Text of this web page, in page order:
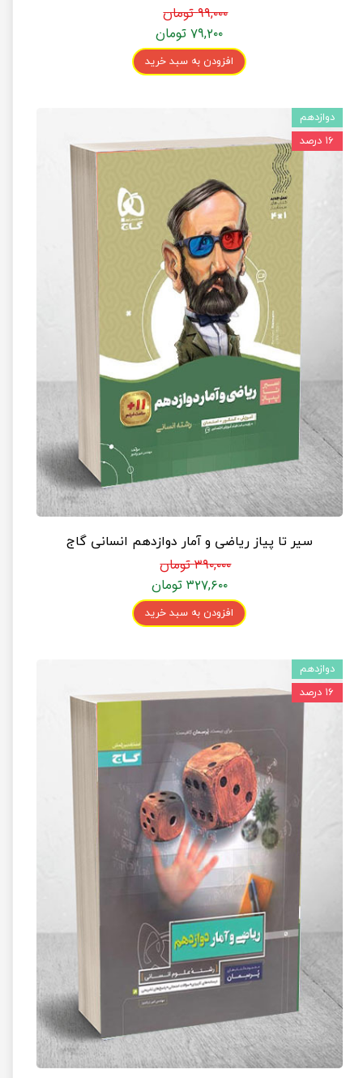
۹۹,۰۰۰ تومان
۷۹,۲۰۰ تومان
افزودن به سبد خرید
سیر تا پیاز ریاضی و آمار دوازدهم انسانی گاج
۳۹۰,۰۰۰ تومان
۳۲۷,۶۰۰ تومان
افزودن به سبد خرید
دوازدهم
۱۶ درصد
دوازدهم
۱۶ درصد